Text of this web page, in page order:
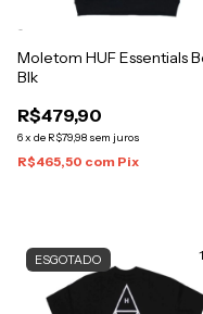
Moletom HUF Essentials
Blk
R$479,90
6x de R$79,98 sem juros
R$465,50 com Pix
1
ESGOTADO